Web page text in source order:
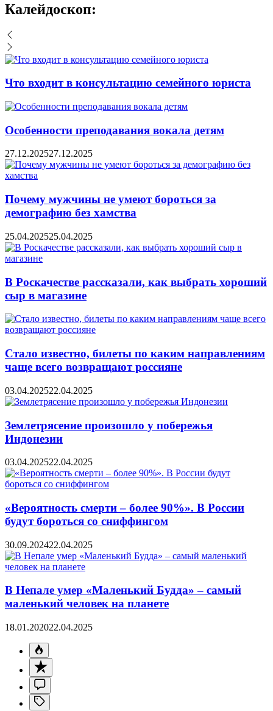
Калейдоскоп:
Что входит в консультацию семейного юриста
Особенности преподавания вокала детям
27.12.202527.12.2025
Почему мужчины не умеют бороться за
демографию без хамства
25.04.202525.04.2025
В Роскачестве рассказали, как выбрать хороший
сыр в магазине
Стало известно, билеты по каким направлениям
чаще всего возвращают россияне
03.04.202522.04.2025
Землетрясение произошло у побережья
Индонезии
03.04.202522.04.2025
«Вероятность смерти – более 90%». В России
будут бороться со сниффингом
30.09.202422.04.2025
В Непале умер «Маленький Будда» – самый
маленький человек на планете
18.01.202022.04.2025